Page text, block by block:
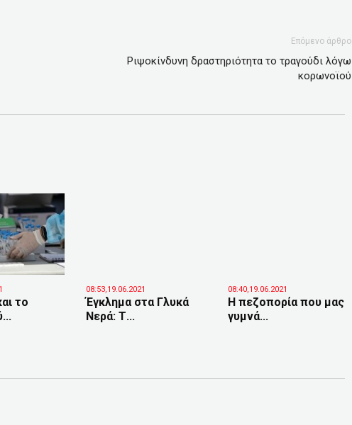
Επόμενο άρθρο
Ριψοκίνδυνη δραστηριότητα το τραγούδι λόγω
κορωνοϊού
το
08:53,19.06.2021
Έγκλημα στα Γλυκά
Νερά: Τ...
08:40,19.06.2021
Η πεζοπορία που μας
γυμνά...